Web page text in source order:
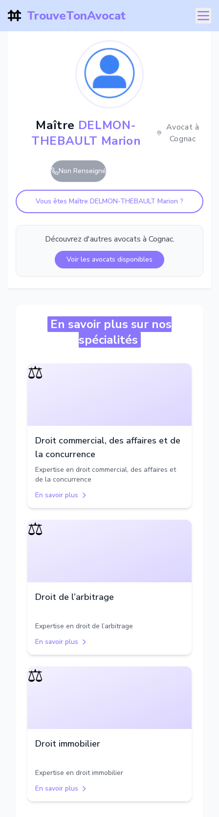
TrouveTonAvocat
Maître DELMON-
THEBAULT Marion
Avocat à
Cognac
Non Renseigné
Vous êtes Maître DELMON-THEBAULT Marion ?
Découvrez d'autres avocats à Cognac.
Voir les avocats disponibles
En savoir plus sur nos
spécialités
⚖️
Droit commercial, des affaires et de
la concurrence
Expertise en droit commercial, des affaires et
de la concurrence
En savoir plus
⚖️
Droit de l’arbitrage
Expertise en droit de l’arbitrage
En savoir plus
⚖️
Droit immobilier
Expertise en droit immobilier
En savoir plus